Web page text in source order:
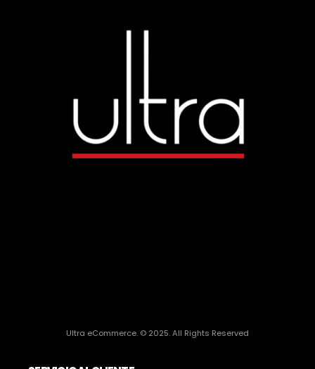
Ultra eCommerce. © 2025. All Rights Reserved